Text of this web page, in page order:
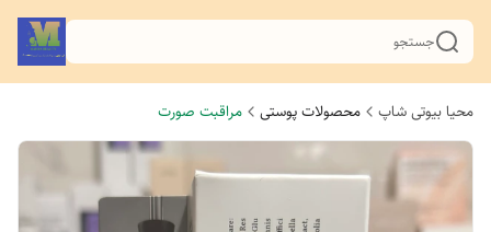
جستجو
محیا بیوتی شاپ محصولات پوستی مراقبت صورت